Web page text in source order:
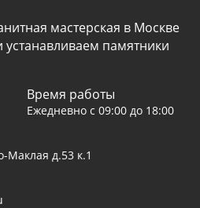
мастерская в Москве
памятники
Время работы
Ежедневно с 09:00 до 18:00
Маклая д.53 к.1